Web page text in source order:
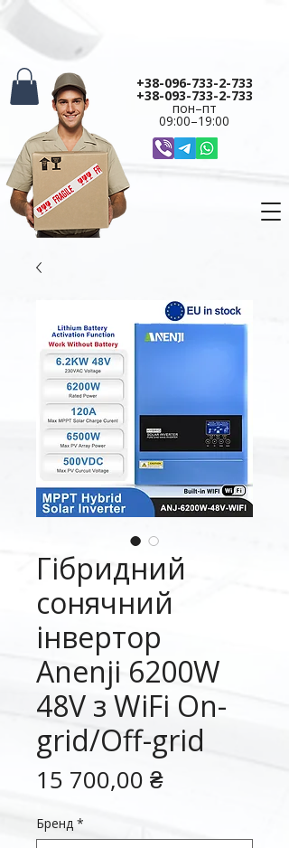
+38-096-733-2-733
+38-093-733-2-733
пон–пт
09:00–19:00
Гібридний
сонячний
інвертор
Anenji 6200W
48V з WiFi On-
grid/Off-grid
15 700,00 ₴Ціна
Бренд *